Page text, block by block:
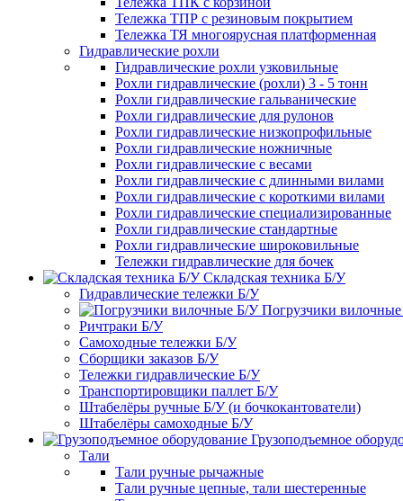
Тележка ТПР с резиновым покрытием
Тележка ТЯ многоярусная платформенная
Гидравлические рохли
Гидравлические рохли узковильные
Рохли гидравлические (рохли) 3 - 5 тонн
Рохли гидравлические гальванические
Рохли гидравлические для рулонов
Рохли гидравлические низкопрофильные
Рохли гидравлические ножничные
Рохли гидравлические с весами
Рохли гидравлические с длинными вилами
Рохли гидравлические с короткими вилами
Рохли гидравлические специализированные
Рохли гидравлические стандартные
Рохли гидравлические широковильные
Тележки гидравлические для бочек
Складская техника Б/У
Гидравлические тележки Б/У
Погрузчики
Ричтраки Б/У
Самоходные тележки Б/У
Сборщики заказов Б/У
Тележки гидравлические Б/У
Транспортировщики паллет Б/У
Штабелёры ручные Б/У (и бочкокантователи)
Штабелёры самоходные Б/У
Грузоподъемное
Тали
Тали ручные рычажные
Тали ручные цепные, тали шестеренные